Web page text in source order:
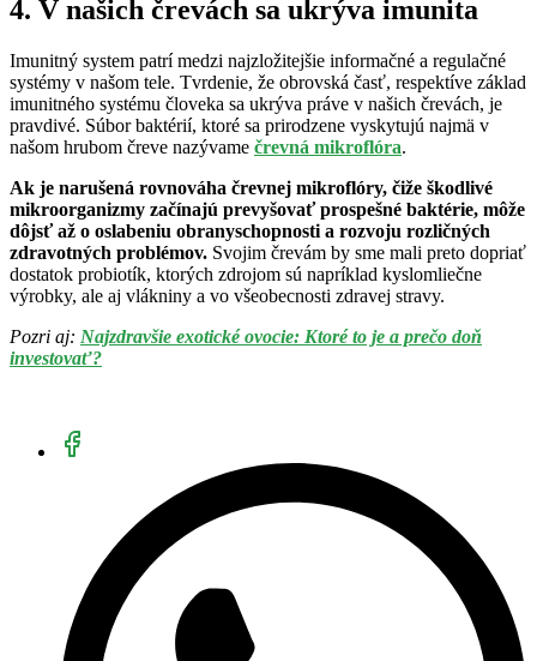
4. V našich črevách sa ukrýva imunita
Imunitný system patrí medzi najzložitejšie informačné a regulačné
systémy v našom tele. Tvrdenie, že obrovská časť, respektíve základ
imunitného systému človeka sa ukrýva práve v našich črevách, je
pravdivé. Súbor baktérií, ktoré sa prirodzene vyskytujú najmä v
našom hrubom čreve nazývame črevná mikroflóra.
Ak je narušená rovnováha črevnej mikroflóry, čiže škodlivé
mikroorganizmy začínajú prevyšovať prospešné baktérie, môže
dôjsť až o oslabeniu obranyschopnosti a rozvoju rozličných
zdravotných problémov. Svojim črevám by sme mali preto dopriať
dostatok probiotík, ktorých zdrojom sú napríklad kyslomliečne
výrobky, ale aj vlákniny a vo všeobecnosti zdravej stravy.
Pozri aj: Najzdravšie exotické ovocie: Ktoré to je a prečo doň
investovať?